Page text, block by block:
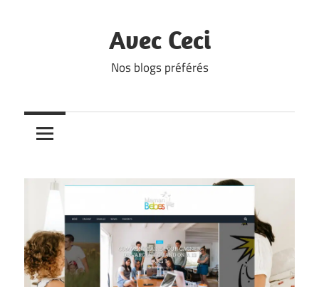
Avec Ceci
Nos blogs préférés